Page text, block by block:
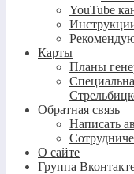
YouTube
Карты
Планы
Обратная связь
Написать
О сайте
Группа